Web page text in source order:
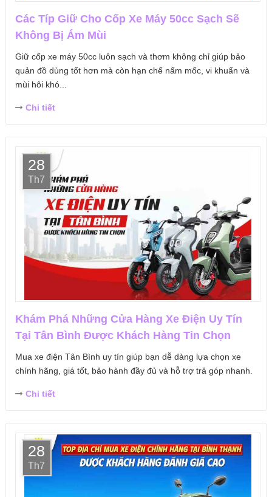
Các Típ Giữ Cho Cốp Xe Máy 50cc Sạch Sẽ
Không Bị Ám Mùi
Giữ cốp xe máy 50cc luôn sạch và thơm không chỉ giúp bảo
quản đồ dùng tốt hơn mà còn hạn chế nấm mốc, vi khuẩn và
mùi hôi khó...
Chi tiết
28
Th7
Khám Phá Những Cửa Hàng Xe Điện Uy Tín
Tại Tân Bình Được Khách Hàng Tin Chọn
Mua xe điện Tân Bình uy tín giúp bạn dễ dàng lựa chọn xe
chính hãng, giá tốt, bảo hành đầy đủ và hỗ trợ trả góp nhanh.
Chi tiết
28
Th7